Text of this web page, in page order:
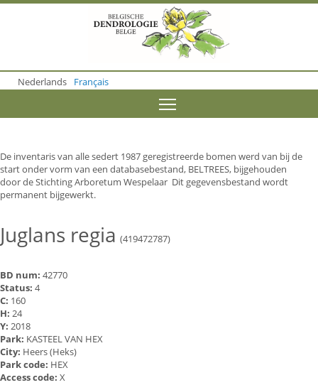
o
m
o
n
t
e
n
Nederlands Français
De inventaris van alle sedert 1987 geregistreerde bomen werd van bij de
start onder vorm van een databasebestand, BELTREES, bijgehouden
door de Stichting Arboretum Wespelaar Dit gegevensbestand wordt
permanent bijgewerkt.
Juglans regia (419472787)
BD num: 42770
Status: 4
C: 160
H: 24
Y: 2018
Park: KASTEEL VAN HEX
City: Heers (Heks)
Park code: HEX
Access code: X